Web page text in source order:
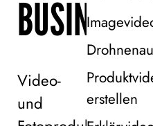
BUSINESS!
Video-
und
erstellen